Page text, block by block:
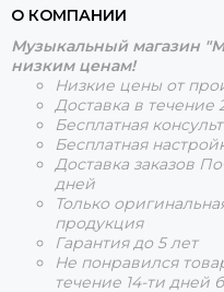
О КОМПАНИИ
Музыкальный магазин
низким ценам!
Низкие цены от
Доставка в течение
Бесплатная
Бесплатная
Доставка заказов
дней
Только
продукция
Гарантия до 5 лет
Не понравился
течение 14-ти